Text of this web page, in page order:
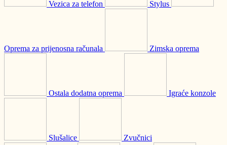
Vezica za telefon Stylus
Oprema za prijenosna računala Zimska oprema
Ostala dodatna oprema Igraće konzole
Slušalice Zvučnici